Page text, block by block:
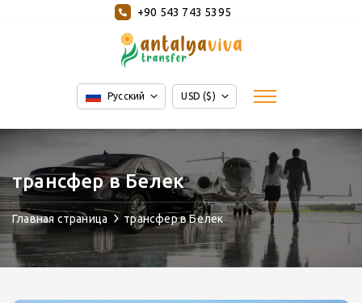
+90 543 743 5395
Русский USD ($)
трансфер в Белек
Главная страница трансфер в Белек